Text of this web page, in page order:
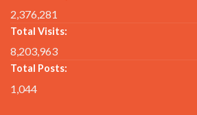
2,376,281
Total Visits:
8,203,963
Total Posts:
1,044